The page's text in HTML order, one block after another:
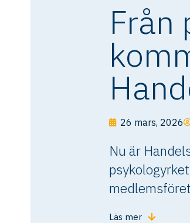
Från
26 mars, 2026
Nu är
Läs mer